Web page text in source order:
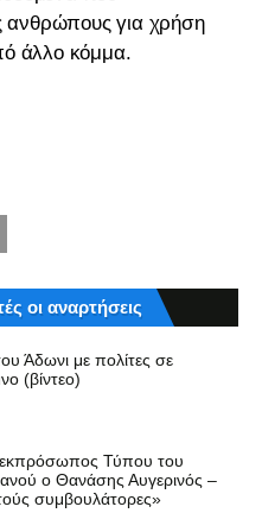
για χρήση
άλλο κόμμα.
οι αναρτήσεις
Άδωνι με πολίτες σε
(βίντεο)
Τύπου του
ο Θανάσης Αυγερινός –
συμβουλάτορες»